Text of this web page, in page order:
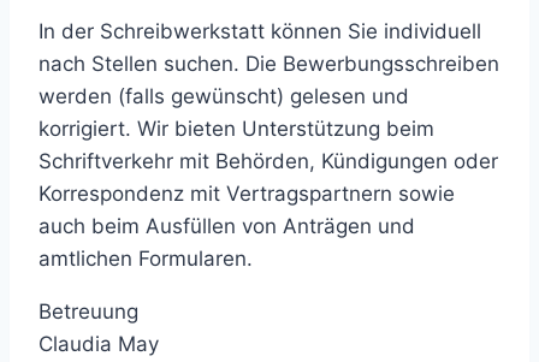
In der Schreibwerkstatt können Sie individuell
nach Stellen suchen. Die Bewerbungsschreiben
werden (falls gewünscht) gelesen und
korrigiert. Wir bieten Unterstützung beim
Schriftverkehr mit Behörden, Kündigungen oder
Korrespondenz mit Vertragspartnern sowie
auch beim Ausfüllen von Anträgen und
amtlichen Formularen.
Betreuung
Claudia May